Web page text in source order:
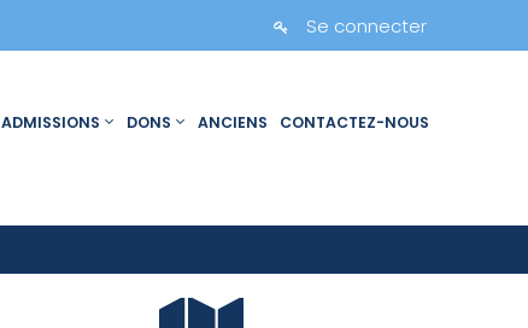
Se connecter
ADMISSIONS DONS ANCIENS CONTACTEZ-NOUS